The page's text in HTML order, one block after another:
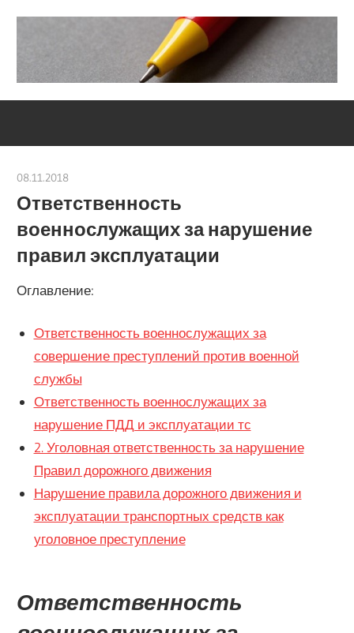
08.11.2018
Ответственность
военнослужащих за нарушение
правил эксплуатации
Оглавление:
Ответственность военнослужащих за
совершение преступлений против военной
службы
Ответственность военнослужащих за
нарушение ПДД и эксплуатации тс
2. Уголовная ответственность за нарушение
Правил дорожного движения
Нарушение правила дорожного движения и
эксплуатации транспортных средств как
уголовное преступление
Ответственность